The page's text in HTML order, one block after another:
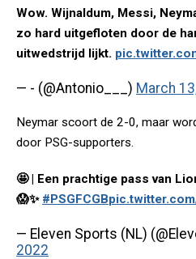
Wow. Wijnaldum, Messi,
zo hard uitgefloten door de
uitwedstrijd lijkt.
— - (@Antonio___) March
Neymar scoort de 2-0, maar
door PSG-supporters.
🤩 | Een prachtige pass van
😱✨ #PSGFCGB
— Eleven Sports (NL)
2022